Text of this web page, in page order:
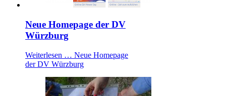
Neue Homepage der DV
Würzburg
Weiterlesen … Neue Homepage
der DV Würzburg